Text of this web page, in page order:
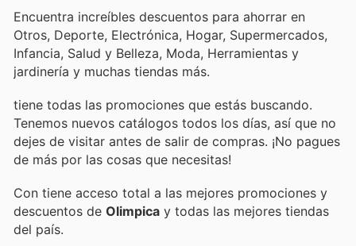
Encuentra increíbles descuentos para ahorrar en
Otros, Deporte, Electrónica, Hogar, Supermercados,
Infancia, Salud y Belleza, Moda, Herramientas y
jardinería y muchas tiendas más.
tiene todas las promociones que estás buscando.
Tenemos nuevos catálogos todos los días, así que no
dejes de visitar antes de salir de compras. ¡No pagues
de más por las cosas que necesitas!
Con tiene acceso total a las mejores promociones y
descuentos de Olimpica y todas las mejores tiendas
del país.